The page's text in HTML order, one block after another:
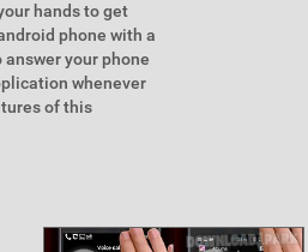
hands to get
phone with a
your phone
whenever
of this